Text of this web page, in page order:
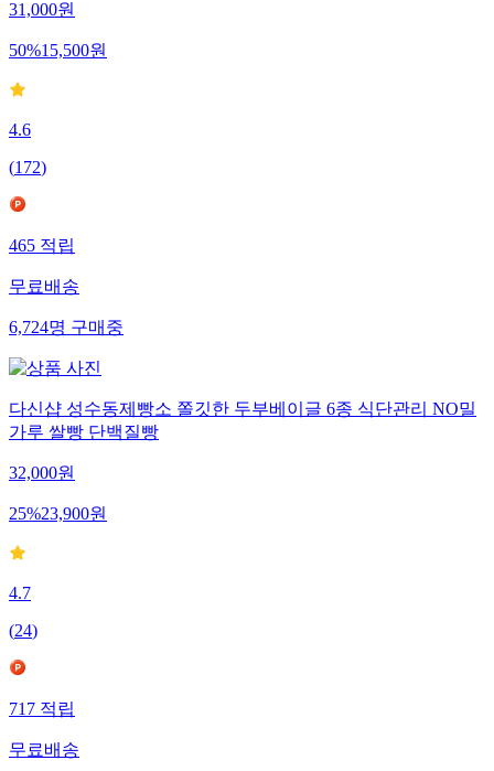
31,000원
50%15,500원
4.6
(172)
465적립
무료배송
6,724명구매중
다신샵 성수동제빵소 쫄깃한 두부베이글 6종 식단관리 NO밀
가루 쌀빵 단백질빵
32,000원
25%23,900원
4.7
(24)
717적립
무료배송